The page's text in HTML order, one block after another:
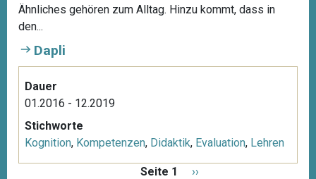
Ähnliches gehören zum Alltag. Hinzu kommt, dass in
den...
Dapli
Dauer
01.2016 - 12.2019
Stichworte
Kognition, Kompetenzen, Didaktik, Evaluation, Lehren
Seite 1
N
››